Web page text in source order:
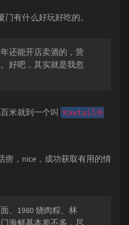
有什么好玩好吃的。
还能开店卖酒的，营
好吧，其实就是我忽
百米就到一个叫
Kawtail长
痨，nice，成功获取有用的情
、1980 烧肉粽、林
海鲜基本差不多，尽